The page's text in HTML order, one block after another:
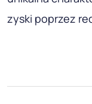
zyski poprzez